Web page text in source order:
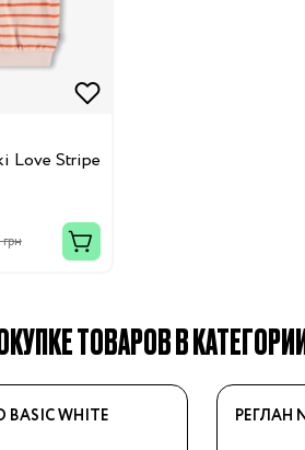
Бренды:
Love Stripe
ТОВАРОВ В
BASIC WHITE РЕГЛАН